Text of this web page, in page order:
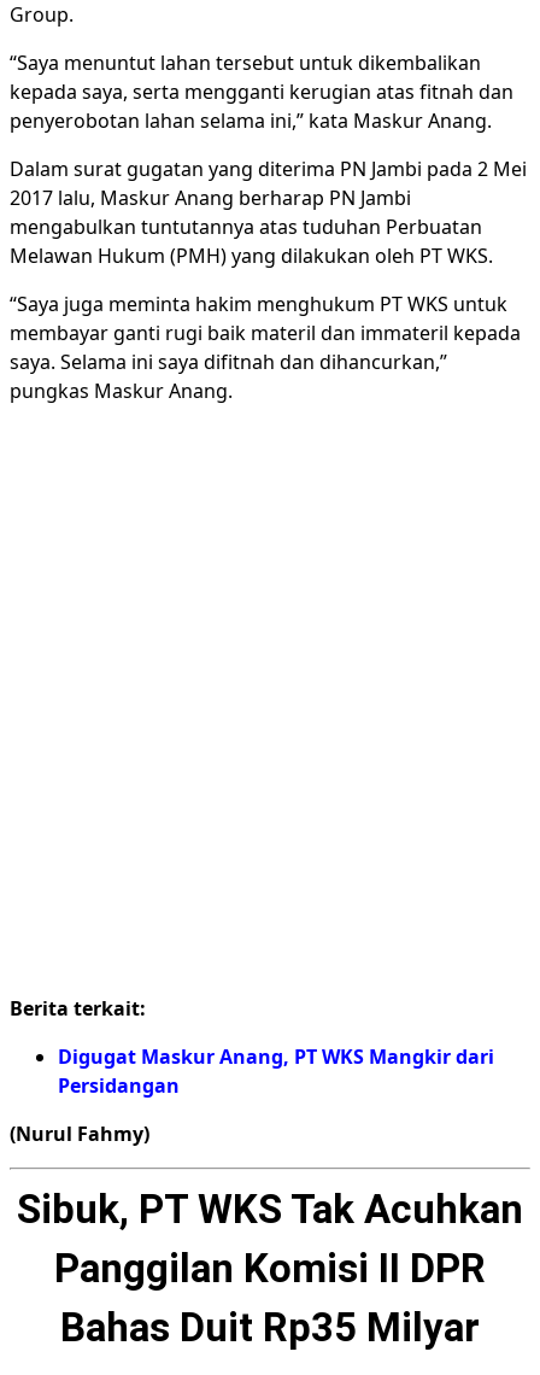
Group.
“Saya menuntut lahan tersebut untuk dikembalikan
kepada saya, serta mengganti kerugian atas fitnah dan
penyerobotan lahan selama ini,” kata Maskur Anang.
Dalam surat gugatan yang diterima PN Jambi pada 2 Mei
2017 lalu, Maskur Anang berharap PN Jambi
mengabulkan tuntutannya atas tuduhan Perbuatan
Melawan Hukum (PMH) yang dilakukan oleh PT WKS.
“Saya juga meminta hakim menghukum PT WKS untuk
membayar ganti rugi baik materil dan immateril kepada
saya. Selama ini saya difitnah dan dihancurkan,”
pungkas Maskur Anang.
Berita terkait:
Digugat Maskur Anang, PT WKS Mangkir dari
Persidangan
(Nurul Fahmy)
Sibuk, PT WKS Tak Acuhkan
Panggilan Komisi II DPR
Bahas Duit Rp35 Milyar